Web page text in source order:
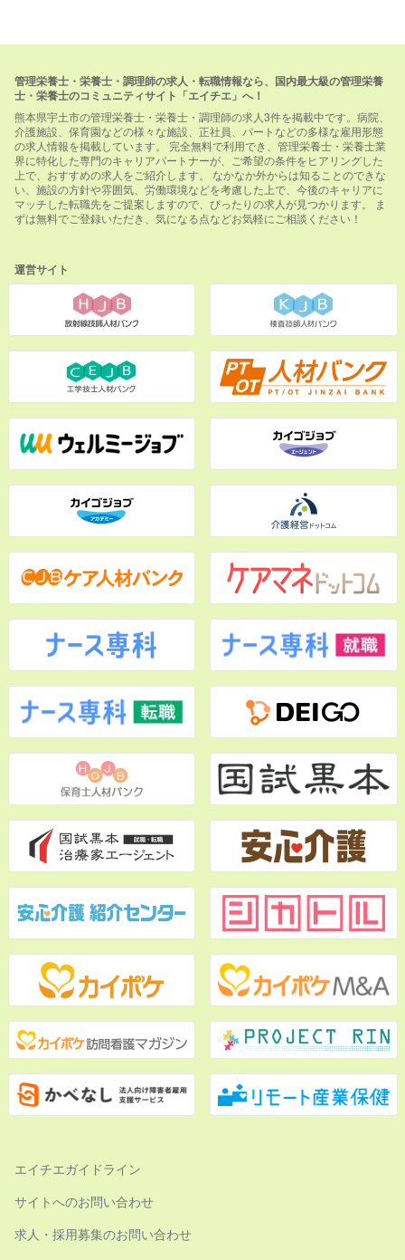
管理栄養士・栄養士・調理師の求人・転職情報なら、国内最大級の管理栄養
士・栄養士のコミュニティサイト「エイチエ」へ！
熊本県宇土市の管理栄養士・栄養士・調理師の求人3件を掲載中です。病院、
介護施設、保育園などの様々な施設、正社員、パートなどの多様な雇用形態
の求人情報を掲載しています。 完全無料で利用でき、管理栄養士・栄養士業
界に特化した専門のキャリアパートナーが、ご希望の条件をヒアリングした
上で、おすすめの求人をご紹介します。 なかなか外からは知ることのできな
い、施設の方針や雰囲気、労働環境などを考慮した上で、今後のキャリアに
マッチした転職先をご提案しますので、ぴったりの求人が見つかります。 ま
ずは無料でご登録いただき、気になる点などお気軽にご相談ください！
運営サイト
エイチエガイドライン
サイトへのお問い合わせ
求人・採用募集のお問い合わせ